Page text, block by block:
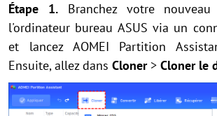
Étape 1.Branchez votre
l'ordinateur bureau ASUS via un
et lancez AOMEI Partition
Ensuite, allez dans Cloner> Cloner le